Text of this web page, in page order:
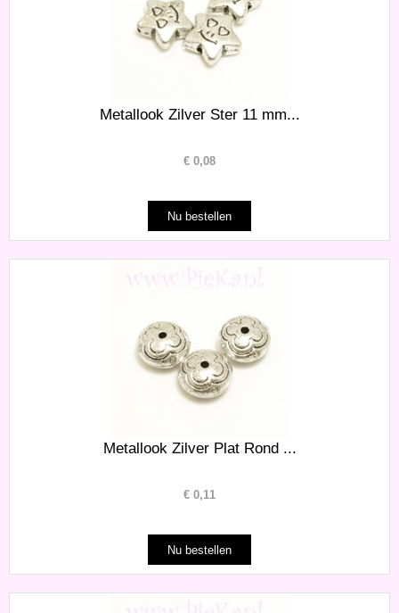
Metallook Zilver Ster 11 mm...
€ 0,08
Metallook Zilver Plat Rond ...
€ 0,11